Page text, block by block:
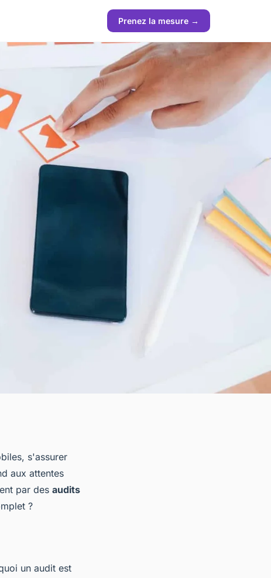
Prenez la mesure →
s'assurer
aux attentes
par des audits
?
un audit est